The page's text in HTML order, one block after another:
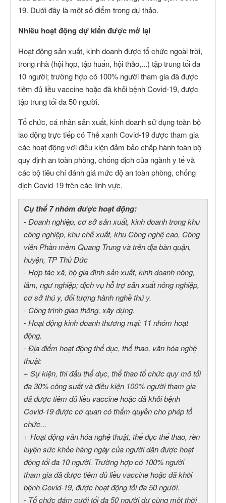
19. Dưới đây là một số điểm trong dự thảo.
Nhiều hoạt động dự kiến được mở lại
Hoạt động sản xuất, kinh doanh được tổ chức ngoài trời,
trong nhà (hội họp, tập huấn, hội thảo,...) tập trung tối đa
10 người; trường hợp có 100% người tham gia đã được
tiêm đủ liều vaccine hoặc đã khỏi bệnh Covid-19, được
tập trung tối đa 50 người.
Tổ chức, cá nhân sản xuất, kinh doanh sử dụng toàn bộ
lao động trực tiếp có Thẻ xanh Covid-19 được tham gia
các hoạt động với điều kiện đảm bảo chấp hành toàn bộ
quy định an toàn phòng, chống dịch của ngành y tế và
các bộ tiêu chí đánh giá mức độ an toàn phòng, chống
dịch Covid-19 trên các lĩnh vực.
Cụ thể 7 nhóm được hoạt động:
- Doanh nghiệp, cơ sở sản xuất, kinh doanh trong khu
công nghiệp, khu chế xuất, khu Công nghệ cao, Công
viên Phần mềm Quang Trung và trên địa bàn quận,
huyện, TP Thủ Đức
- Hợp tác xã, hộ gia đình sản xuất, kinh doanh nông,
lâm, ngư nghiệp; dịch vụ hỗ trợ sản xuất nông nghiệp,
cơ sở thú y, đối tượng hành nghề thú y.
- Công trình giao thông, xây dựng.
- Hoạt động kinh doanh thương mại: 11 nhóm hoạt
động.
- Địa điểm hoạt động thể dục, thể thao, văn hóa nghệ
thuật:
+ Sự kiện, thi đấu thể dục, thể thao tổ chức quy mô tối
đa 30% công suất và điều kiện 100% người tham gia
đã được tiêm đủ liều vaccine hoặc đã khỏi bệnh
Covid-19 được cơ quan có thẩm quyền cho phép tổ
chức...
+ Hoạt động văn hóa nghệ thuật, thể dục thể thao, rèn
luyện sức khỏe hàng ngày của người dân được hoạt
động tối đa 10 người. Trường hợp có 100% người
tham gia đã được tiêm đủ liều vaccine hoặc đã khỏi
bệnh Covid-19, được hoạt động tối đa 50 người.
- Tổ chức đám cưới tối đa 50 người dự cùng một thời